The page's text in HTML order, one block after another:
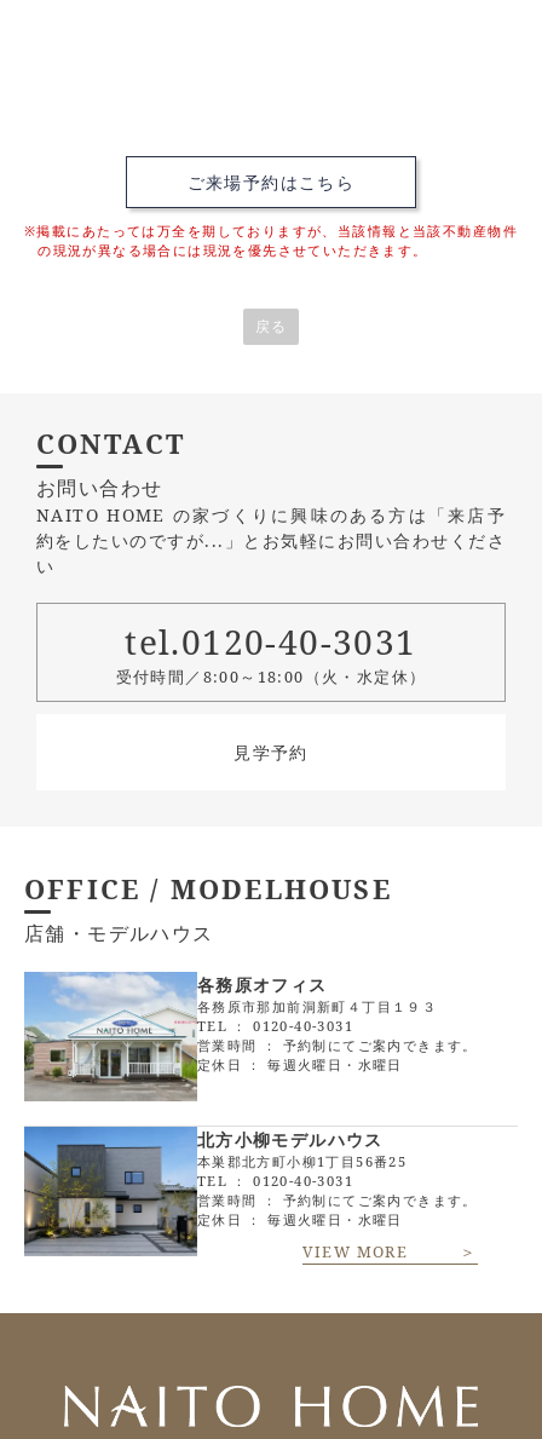
ご来場予約はこちら
※掲載にあたっては万全を期しておりますが、当該情報と当該不動産物件
の現況が異なる場合には現況を優先させていただきます。
戻る
CONTACT
お問い合わせ
NAITO HOME の家づくりに興味のある方は 「来店予
約をしたいのですが...」とお気軽にお問い合わせくださ
い
tel.0120-40-3031
受付時間／8:00～18:00（火・水定休）
見学予約
OFFICE / MODELHOUSE
店舗・モデルハウス
各務原オフィス
各務原市那加前洞新町４丁目１９３
TEL ：0120-40-3031
営業時間 ： 予約制にてご案内できます。
定休日 ： 毎週火曜日・水曜日
北方小柳モデルハウス
本巣郡北方町小柳1丁目56番25
TEL ：0120-40-3031
営業時間 ： 予約制にてご案内できます。
定休日 ： 毎週火曜日・水曜日
VIEW MORE ＞